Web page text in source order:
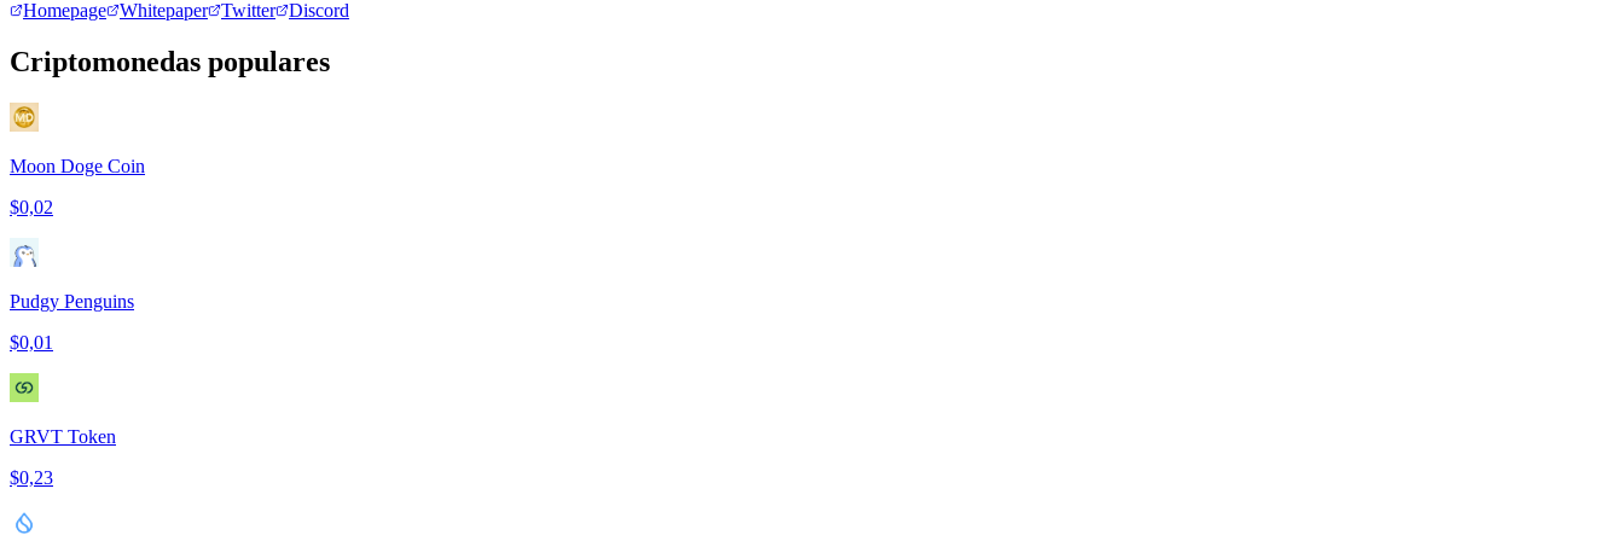
Homepage Whitepaper Twitter Discord
Criptomonedas populares
Moon Doge Coin
$0,02
Pudgy Penguins
$0,01
GRVT Token
$0,23